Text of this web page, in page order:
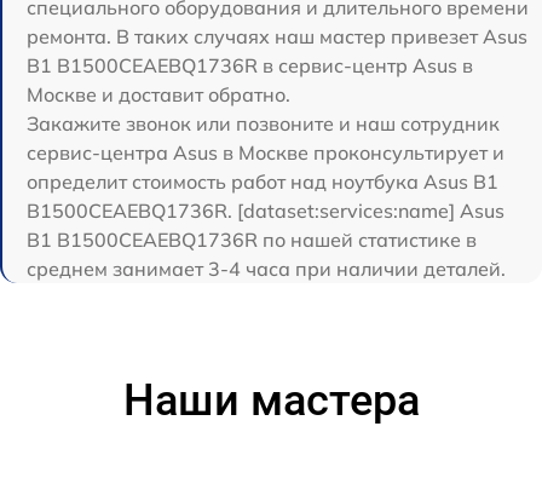
специального оборудования и длительного времени
ремонта. В таких случаях наш мастер привезет Asus
B1 B1500CEAEBQ1736R в сервис-центр Asus в
Москве и доставит обратно.
Закажите звонок или позвоните и наш сотрудник
сервис-центра Asus в Москве проконсультирует и
определит стоимость работ над ноутбука Asus B1
B1500CEAEBQ1736R. [dataset:services:name] Asus
B1 B1500CEAEBQ1736R по нашей статистике в
среднем занимает 3-4 часа при наличии деталей.
Наши мастера